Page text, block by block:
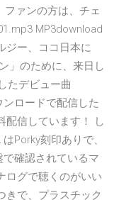
ァンの方は、チェ
MP3download
ジー、ココ日本に
」のために、来日し
たデビュー曲
ロードで配信した
配信しています！ し
Porky刻印ありで、
確認されているマ
ログで聴くのがいい
きで、プラスチック